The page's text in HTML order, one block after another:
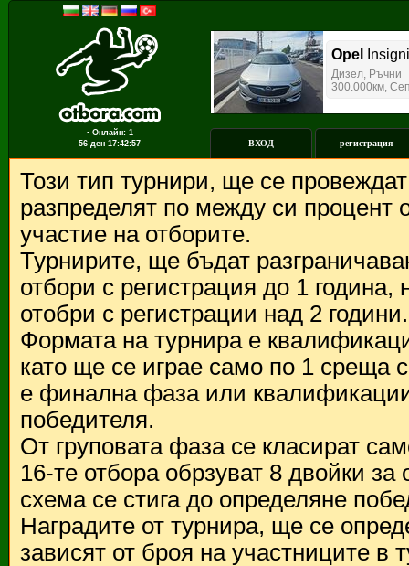
▪ Онлайн: 1
56 ден 17:42:57 ВХОД регистрация
Този тип турнири, ще се
разпределят по между си процент
участие на отборите.
Турнирите, ще бъдат
отбори с регистрация до 1
отобри с регистрации над 2 години.
Формата на турнира е
като ще се играе само по 1 среща
е финална фаза или
победителя.
От груповата фаза се класират
16-те отбора обрзуват 8 двойки
схема се стига до определяне
Наградите от турнира, ще се
зависят от броя на участниците в